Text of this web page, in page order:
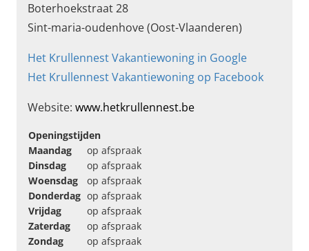
Boterhoekstraat 28
Sint-maria-oudenhove (Oost-Vlaanderen)
Het Krullennest Vakantiewoning in Google
Het Krullennest Vakantiewoning op Facebook
Website: www.hetkrullennest.be
Openingstijden
Maandag
op afspraak
Dinsdag
op afspraak
Woensdag
op afspraak
Donderdag op afspraak
Vrijdag
op afspraak
Zaterdag
op afspraak
Zondag
op afspraak